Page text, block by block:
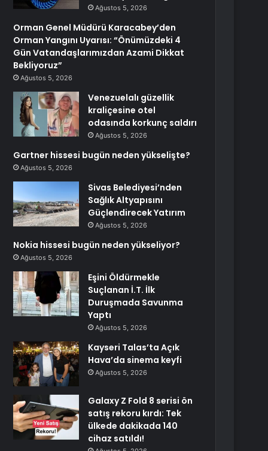
Ağustos 5, 2026
Orman Genel Müdürü Karacabey’den
Orman Yangını Uyarısı: “Önümüzdeki 4
Gün Vatandaşlarımızdan Azami Dikkat
Bekliyoruz”
Ağustos 5, 2026
Venezuelalı güzellik
kraliçesine otel
odasında korkunç saldırı
Ağustos 5, 2026
Gartner hissesi bugün neden yükselişte?
Ağustos 5, 2026
Sivas Belediyesi’nden
Sağlık Altyapısını
Güçlendirecek Yatırım
Ağustos 5, 2026
Nokia hissesi bugün neden yükseliyor?
Ağustos 5, 2026
Eşini Öldürmekle
Suçlanan İ.T. İlk
Duruşmada Savunma
Yaptı
Ağustos 5, 2026
Kayseri Talas’ta Açık
Hava’da sinema keyfi
Ağustos 5, 2026
Galaxy Z Fold 8 serisi ön
satış rekoru kırdı: Tek
ülkede dakikada 140
cihaz satıldı!